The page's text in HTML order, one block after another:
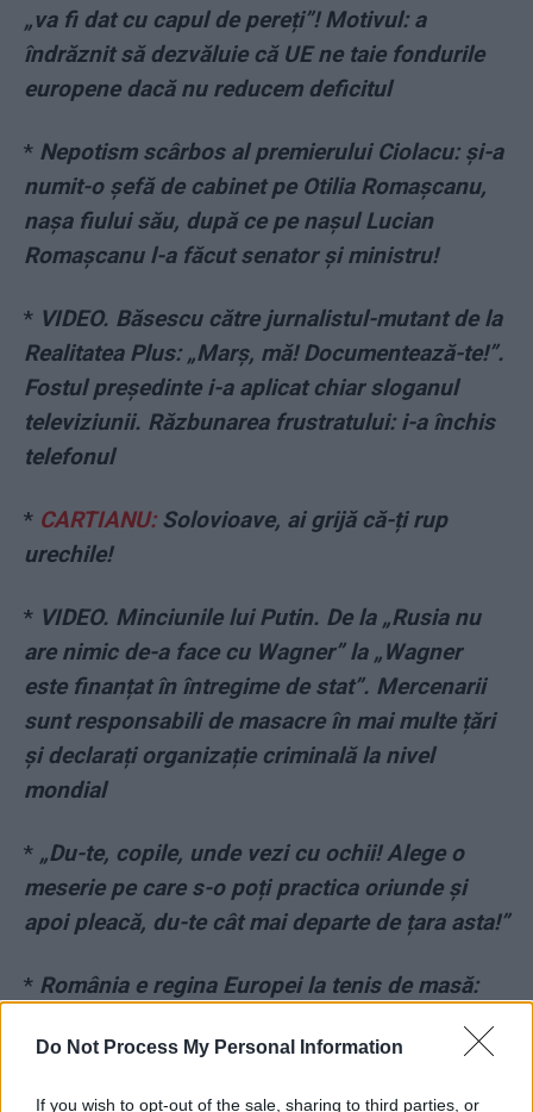
Do Not Process My Personal Information
If you wish to opt-out of the sale, sharing to third parties, or
„va fi dat cu capul de pereți”! Motivul: a
îndrăznit să dezvăluie că UE ne taie fondurile
europene dacă nu reducem deficitul
* Nepotism scârbos al premierului Ciolacu: și-a
numit-o șefă de cabinet pe Otilia Romașcanu,
nașa fiului său, după ce pe nașul Lucian
Romașcanu l-a făcut senator și ministru!
* VIDEO. Băsescu către jurnalistul-mutant de la
Realitatea Plus: „Marș, mă! Documentează-te!”.
Fostul președinte i-a aplicat chiar sloganul
televiziunii. Răzbunarea frustratului: i-a închis
telefonul
* CARTIANU:Solovioave, ai grijă că-ți rup
urechile!
* VIDEO. Minciunile lui Putin. De la „Rusia nu
are nimic de-a face cu Wagner” la „Wagner
este finanțat în întregime de stat”. Mercenarii
sunt responsabili de masacre în mai multe țări
și declarați organizație criminală la nivel
mondial
* „Du-te, copile, unde vezi cu ochii! Alege o
meserie pe care s-o poți practica oriunde și
apoi pleacă, du-te cât mai departe de țara asta!”
* România e regina Europei la tenis de masă:
chinezoaicele nemților! În finală: România –